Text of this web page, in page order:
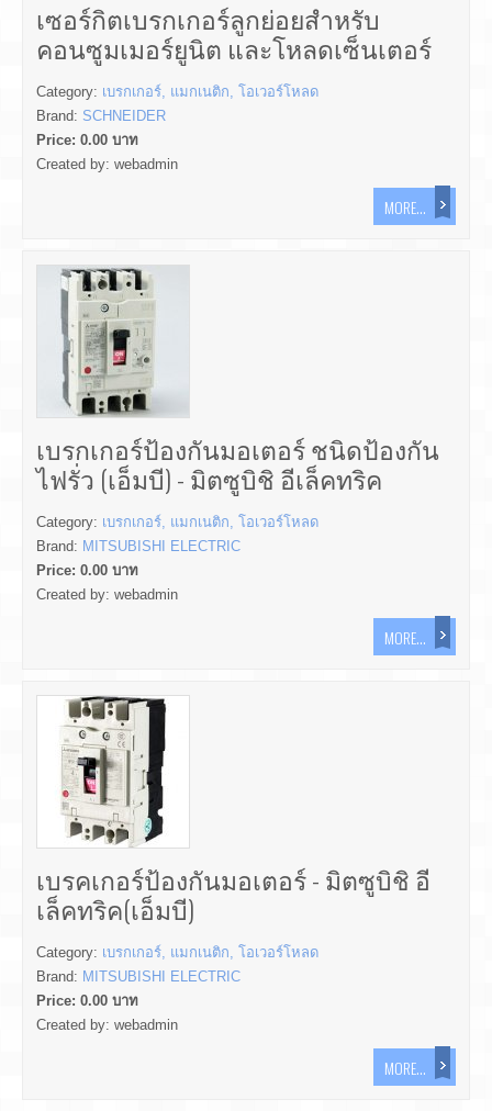
เซอร์กิตเบรกเกอร์ลูกย่อยสำหรับ
คอนซูมเมอร์ยูนิต และโหลดเซ็นเตอร์
Category: เบรกเกอร์, แมกเนติก, โอเวอร์โหลด
Brand: SCHNEIDER
Price: 0.00 บาท
Created by: webadmin
MORE...
เบรกเกอร์ป้องกันมอเตอร์ ชนิดป้องกัน
ไฟรั่ว (เอ็มบี) - มิตซูบิชิ อีเล็คทริค
Category: เบรกเกอร์, แมกเนติก, โอเวอร์โหลด
Brand: MITSUBISHI ELECTRIC
Price: 0.00 บาท
Created by: webadmin
MORE...
เบรคเกอร์ป้องกันมอเตอร์ - มิตซูบิชิ อี
เล็คทริค(เอ็มบี)
Category: เบรกเกอร์, แมกเนติก, โอเวอร์โหลด
Brand: MITSUBISHI ELECTRIC
Price: 0.00 บาท
Created by: webadmin
MORE...